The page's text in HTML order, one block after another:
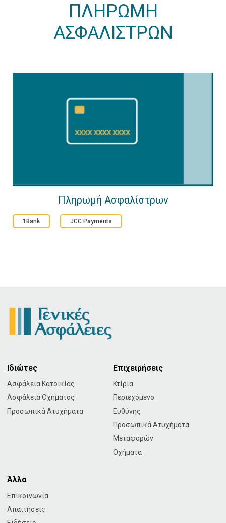
ΠΛΗΡΩΜΗ
ΑΣΦΑΛΙΣΤΡΩΝ
Πληρωμή Ασφαλίστρων
1Bank JCC Payments
Ιδιώτες
Ασφάλεια Κατοικίας
Ασφάλεια Οχήματος
Προσωπικά Ατυχήματα
Επιχειρήσεις
Κτίρια
Περιεχόμενο
Ευθύνης
Προσωπικά Ατυχήματα
Μεταφορών
Οχήματα
Άλλα
Επικοινωνία
Απαιτήσεις